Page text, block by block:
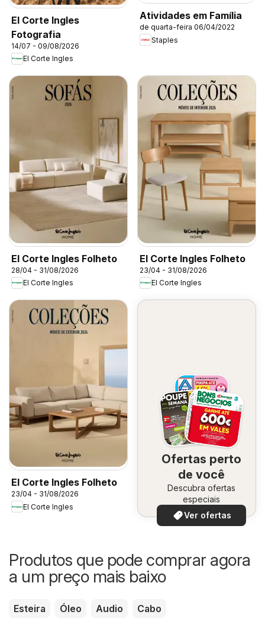
El Corte Ingles
Fotografia
14/07 - 09/08/2026
El Corte Ingles
Atividades em Família
de quarta-feira 06/04/2022
Staples
El Corte Ingles Folheto
28/04 - 31/08/2026
El Corte Ingles
El Corte Ingles Folheto
23/04 - 31/08/2026
El Corte Ingles
El Corte Ingles Folheto
23/04 - 31/08/2026
El Corte Ingles
Ofertas perto
de você
Descubra ofertas
especiais
Ver ofertas
Produtos que pode comprar agora
a um preço mais baixo
Esteira Óleo Audio Cabo